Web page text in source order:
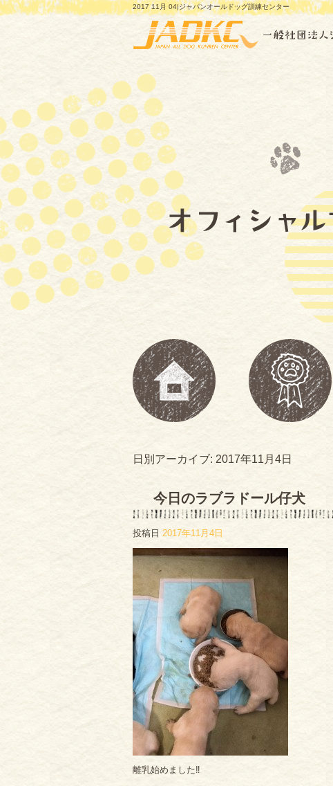
2017 11月 04|ジャパンオールドッグ訓練センター
日別アーカイブ: 2017年11月4日
今日のラブラドール仔犬
投稿日 2017年11月4日
離乳始めました‼️